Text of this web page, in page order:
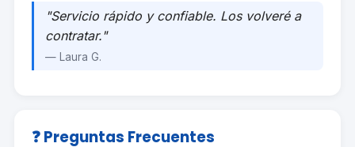
"Servicio rápido y confiable. Los volveré a
contratar."
— Laura G.
❓ Preguntas Frecuentes